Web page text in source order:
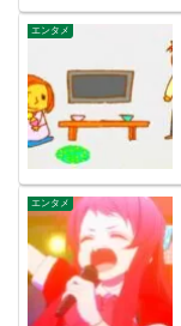
エンタメ
エンタメ